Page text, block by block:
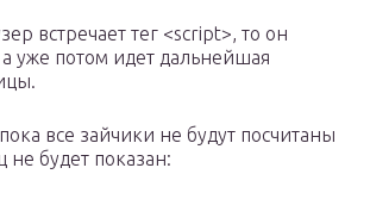
встречает тег <script>, то он
уже потом идет дальнейшая
все зайчики не будут посчитаны
будет показан: